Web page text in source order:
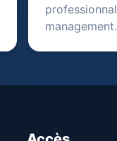
management.